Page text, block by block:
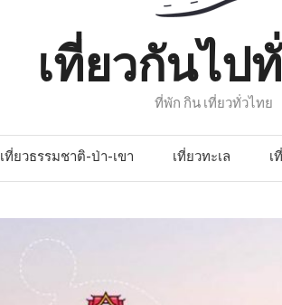
เที่ยวกันไป
ที่พัก กิน เที่ยวทั่วไทย
เที่ยวธรรมชาติ-ป่า-เขา เที่ยวทะเล เ